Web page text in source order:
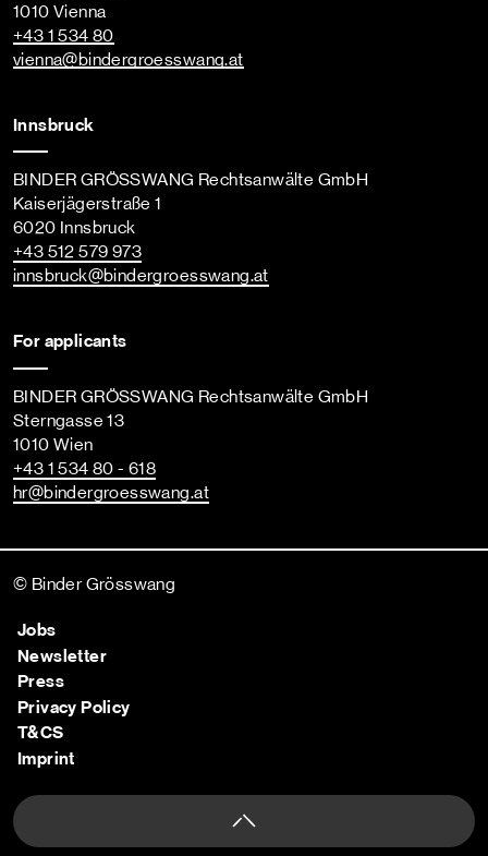
1010 Vienna
+43 1 534 80
vienna@bindergroesswang.at
Innsbruck
BINDER GRÖSSWANG Rechtsanwälte GmbH
Kaiserjägerstraße 1
6020 Innsbruck
+43 512 579 973
innsbruck@bindergroesswang.at
For applicants
BINDER GRÖSSWANG Rechtsanwälte GmbH
Sterngasse 13
1010 Wien
+43 1 534 80 - 618
hr@bindergroesswang.at
© Binder Grösswang
Jobs
Newsletter
Press
Privacy Policy
T&CS
Imprint